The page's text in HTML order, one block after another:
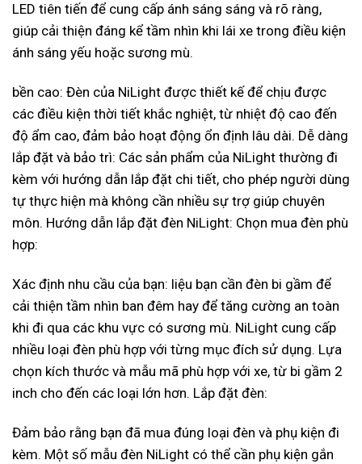
LED tiên tiến để cung cấp ánh sáng sáng và rõ ràng,
giúp cải thiện đáng kể tầm nhìn khi lái xe trong điều kiện
ánh sáng yếu hoặc sương mù.
bền cao: Đèn của NiLight được thiết kế để chịu được
các điều kiện thời tiết khắc nghiệt, từ nhiệt độ cao đến
độ ẩm cao, đảm bảo hoạt động ổn định lâu dài. Dễ dàng
lắp đặt và bảo trì: Các sản phẩm của NiLight thường đi
kèm với hướng dẫn lắp đặt chi tiết, cho phép người dùng
tự thực hiện mà không cần nhiều sự trợ giúp chuyên
môn. Hướng dẫn lắp đặt đèn NiLight: Chọn mua đèn phù
hợp:
Xác định nhu cầu của bạn: liệu bạn cần đèn bi gầm để
cải thiện tầm nhìn ban đêm hay để tăng cường an toàn
khi đi qua các khu vực có sương mù. NiLight cung cấp
nhiều loại đèn phù hợp với từng mục đích sử dụng. Lựa
chọn kích thước và mẫu mã phù hợp với xe, từ bi gầm 2
inch cho đến các loại lớn hơn. Lắp đặt đèn:
Đảm bảo rằng bạn đã mua đúng loại đèn và phụ kiện đi
kèm. Một số mẫu đèn NiLight có thể cần phụ kiện gắn